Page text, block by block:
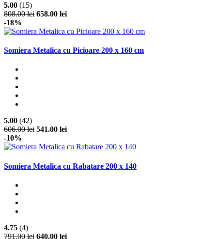
5.00 (15)
808.00 lei 658.00 lei
-18%
Somiera Metalica cu Picioare 200 x 160 cm
5.00 (42)
606.00 lei 541.00 lei
-10%
Somiera Metalica cu Rabatare 200 x 140
4.75 (4)
791.00 lei 640.00 lei